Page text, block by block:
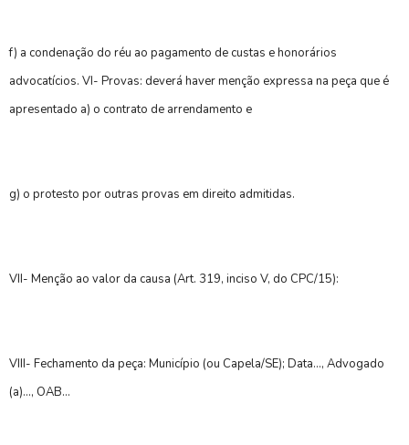
f) a condenação do réu ao pagamento de custas e honorários
advocatícios. VI- Provas: deverá haver menção expressa na peça que é
apresentado a) o contrato de arrendamento e
g) o protesto por outras provas em direito admitidas.
VII- Menção ao valor da causa (Art. 319, inciso V, do CPC/15):
VIII- Fechamento da peça: Município (ou Capela/SE); Data..., Advogado
(a)..., OAB...